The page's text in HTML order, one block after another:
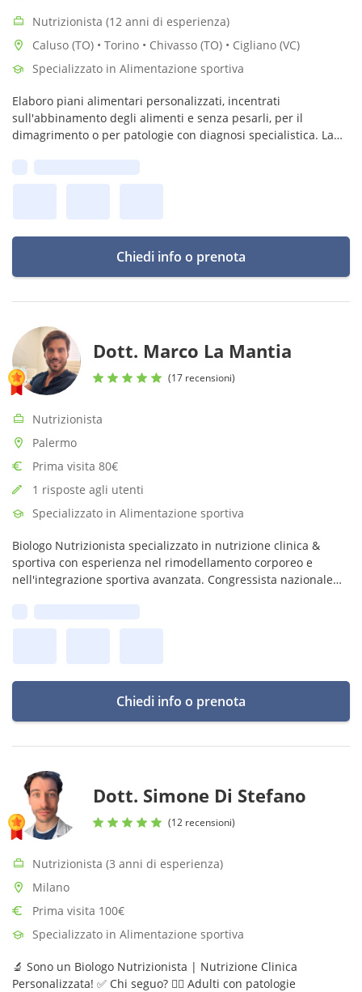
Nutrizionista (12 anni di esperienza)
Caluso (TO) • Torino • Chivasso (TO) • Cigliano (VC)
Specializzato in Alimentazione sportiva
Elaboro piani alimentari personalizzati, incentrati
sull'abbinamento degli alimenti e senza pesarli, per il
dimagrimento o per patologie con diagnosi specialistica. La
Chiedi info o prenota
Dott. Marco La Mantia
(17 recensioni)
Nutrizionista
Palermo
Prima visita 80€
1 risposte agli utenti
Specializzato in Alimentazione sportiva
Biologo Nutrizionista specializzato in nutrizione clinica &
sportiva con esperienza nel rimodellamento corporeo e
nell'integrazione sportiva avanzata. Congressista nazionale
Chiedi info o prenota
Dott. Simone Di Stefano
(12 recensioni)
Nutrizionista (3 anni di esperienza)
Milano
Prima visita 100€
Specializzato in Alimentazione sportiva
🔬 Sono un Biologo Nutrizionista | Nutrizione Clinica
Personalizzata! ✅ Chi seguo? 👩‍⚕️ Adulti con patologie